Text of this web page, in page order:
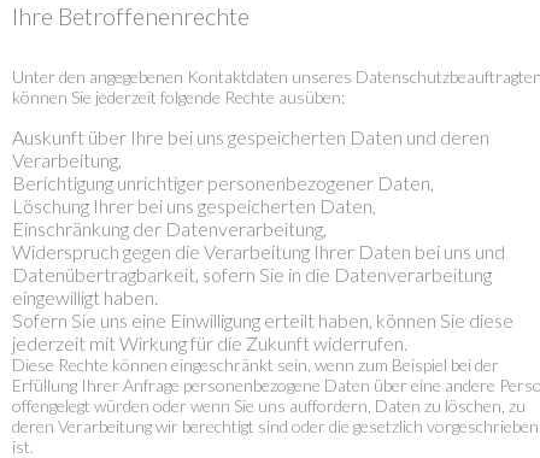
Ihre Betroffenenrechte
Unter den angegebenen Kontaktdaten unseres
können Sie jederzeit folgende Rechte ausüben:
Auskunft über Ihre bei uns gespeicherten Daten und deren
Verarbeitung,
Berichtigung unrichtiger personenbezogener Daten,
Löschung Ihrer bei uns gespeicherten Daten,
Einschränkung der Datenverarbeitung,
Widerspruch gegen die Verarbeitung Ihrer Daten bei uns und
Datenübertragbarkeit, sofern Sie in die Datenverarbeitung
eingewilligt haben.
Sofern Sie uns eine Einwilligung erteilt haben, können Sie diese
jederzeit mit Wirkung für die Zukunft widerrufen.
Diese Rechte können eingeschränkt sein, wenn zum Beispiel bei der
Erfüllung Ihrer Anfrage personenbezogene Daten über eine andere
offengelegt würden oder wenn Sie uns auffordern, Daten zu löschen, zu
deren Verarbeitung wir berechtigt sind oder die gesetzlich vorgeschrieben
ist.